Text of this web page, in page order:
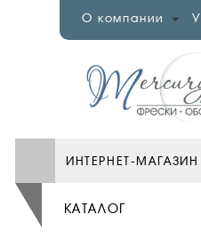
О компании
ИНТЕРНЕТ-МАГАЗИН
КАТАЛОГ